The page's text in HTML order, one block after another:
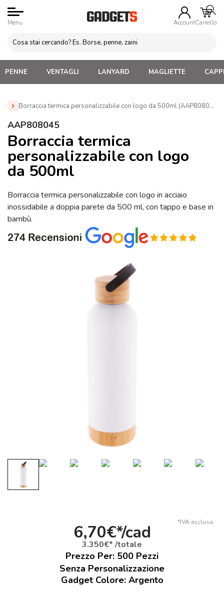
Menu AccountCarrello
PENNE VENTAGLI LANYARD MAGLIETTE
Borraccia termica personalizzabile con logo da 500ml (AAP808045)
Home »
Borracce personalizzate con logo. Economiche,
Personalizzate »
Borraccia termica personalizzabile con logo
da 500ml (AAP808045)
AAP808045
Borraccia termica
personalizzabile con logo
da 500ml
Borraccia termica personalizzabile con logo in acciaio
inossidabile a doppia parete da 500 ml, con tappo e base in
bambù.
*IVA esclusa
6,70€*/cad
3.350€* /totale
Prezzo Per: 500 Pezzi
Senza Personalizzazione
Gadget Colore: Argento